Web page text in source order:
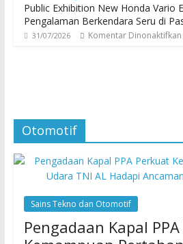
Public Exhibition New Honda Vario
Pengalaman Berkendara Seru di
31/07/2026 Komentar Dinonaktifkan
Otomotif
Sains Tekno dan Otomotif
Pengadaan Kapal